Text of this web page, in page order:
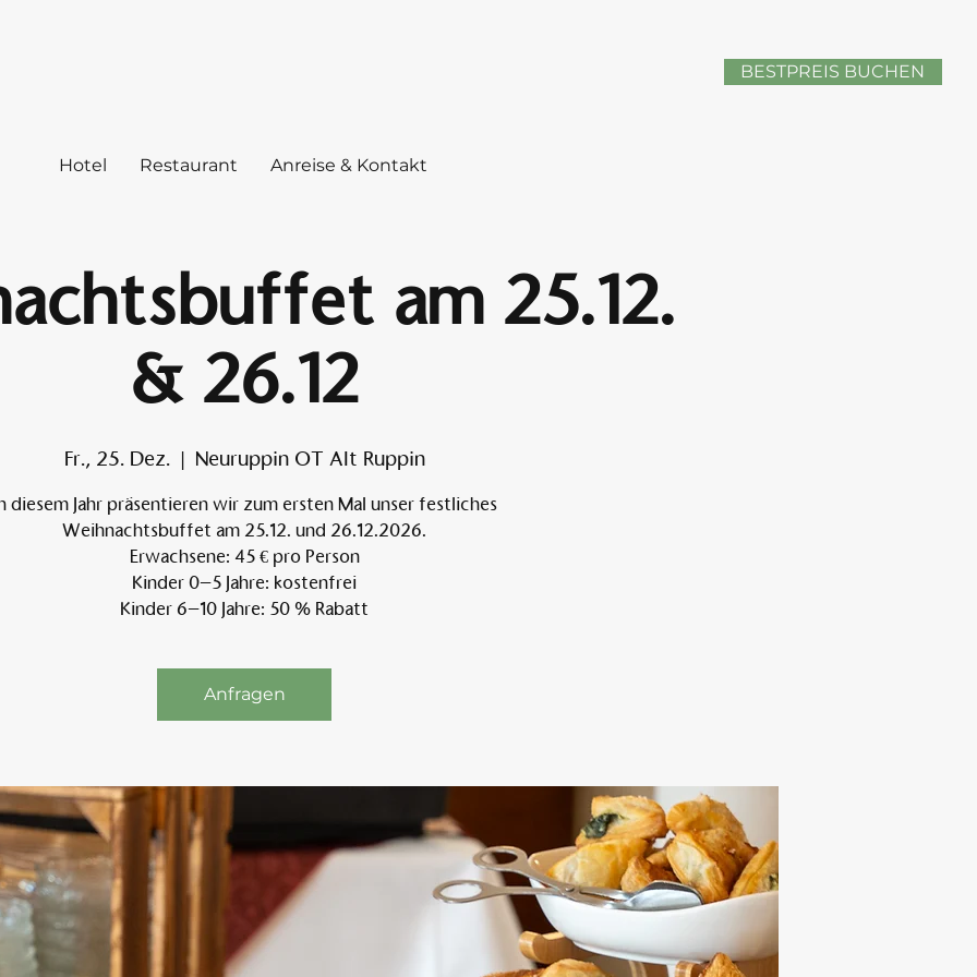
Am Alten
BESTPREIS BUCHEN
Hotel Restaurant Anreise & Kontakt
am 25.12.
& 26.12
Fr., 25. Dez.
  |
Neuruppin OT Alt Ruppin
diesem Jahr präsentieren wir zum ersten Mal unser festliches
Weihnachtsbuffet am 25.12. und 26.12.2026.
Erwachsene: 45 € pro Person
Kinder 0–5 Jahre: kostenfrei
Kinder 6–10 Jahre: 50 % Rabatt
Anfragen